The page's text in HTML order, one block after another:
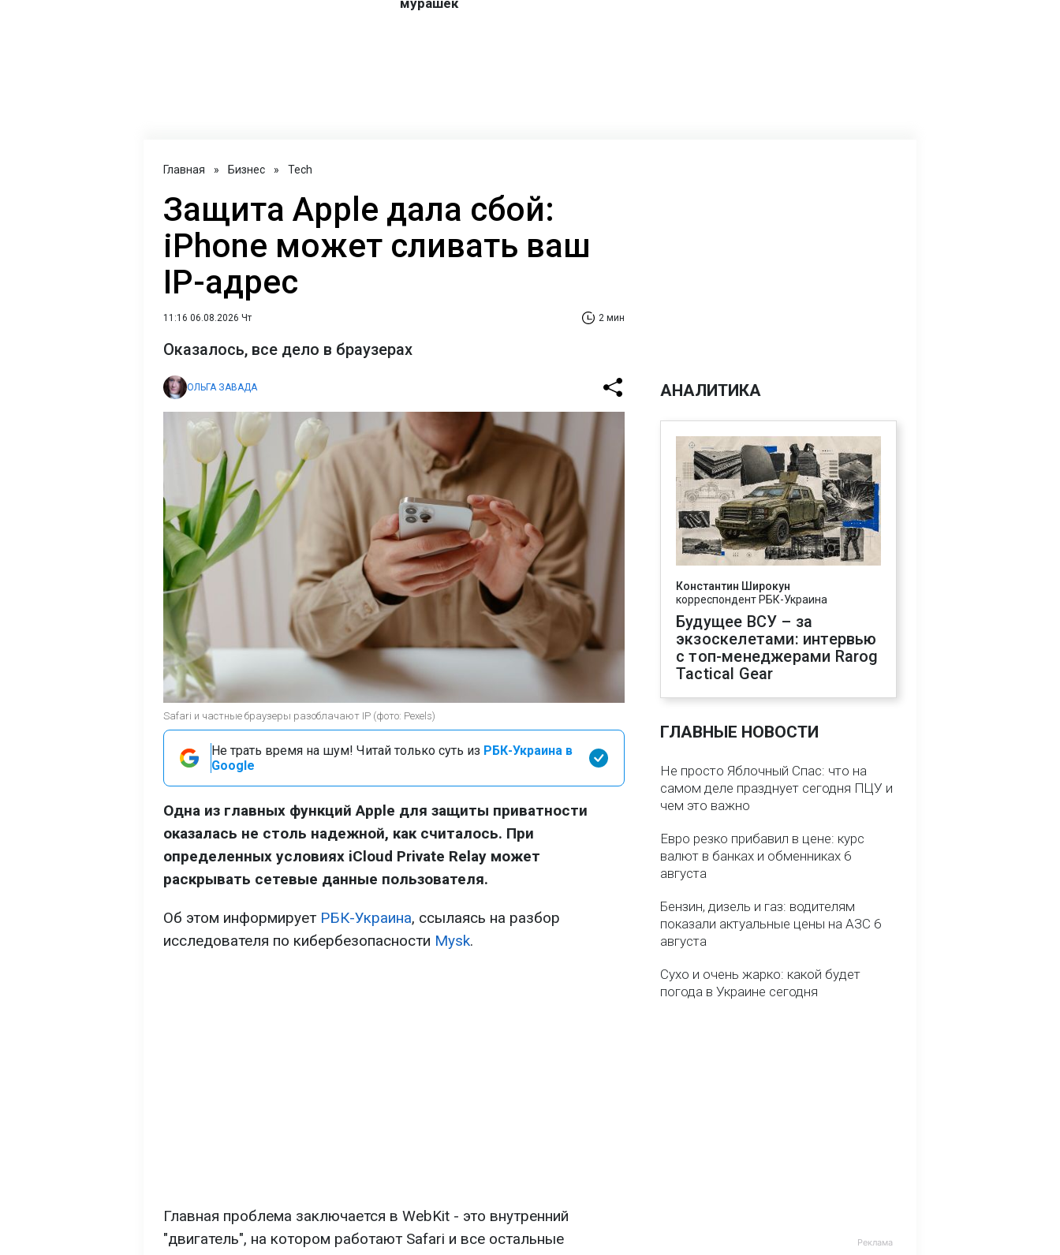
Главная » Бизнес » Tech
Защита Apple дала сбой:
iPhone может сливать ваш
IP-адрес
11:16 06.08.2026 Чт 2 мин
Оказалось, все дело в браузерах
ОЛЬГА ЗАВАДА
Safari и частные браузеры разоблачают IP (фото: Pexels)
Не трать время на шум! Читай только суть из РБК-Украина в
Google
Одна из главных функций Apple для защиты приватности
оказалась не столь надежной, как считалось. При
определенных условиях iCloud Private Relay может
раскрывать сетевые данные пользователя.
Об этом информирует РБК-Украина, ссылаясь на разбор
исследователя по кибербезопасности Mysk.
Главная проблема заключается в WebKit - это внутренний
"двигатель", на котором работают Safari и все остальные
АНАЛИТИКА
Константин Широкун
корреспондент РБК-Украина
Будущее ВСУ – за
экзоскелетами: интервью
с топ-менеджерами Rarog
Tactical Gear
ГЛАВНЫЕ НОВОСТИ
Не просто Яблочный Спас: что на
самом деле празднует сегодня ПЦУ и
чем это важно
Евро резко прибавил в цене: курс
валют в банках и обменниках 6
августа
Бензин, дизель и газ: водителям
показали актуальные цены на АЗС 6
августа
Сухо и очень жарко: какой будет
погода в Украине сегодня